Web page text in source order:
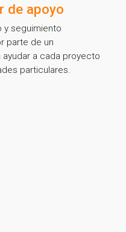
de apoyo
y seguimiento
parte de un
ayudar a cada proyecto
particulares.